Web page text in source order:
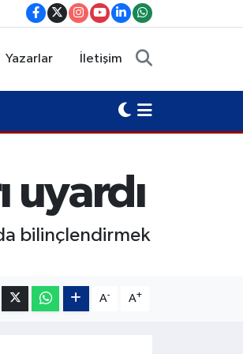
Yazarlar İletişim
uyardı
bilinçlendirmek
A- A+